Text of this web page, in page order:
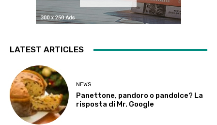
LATEST ARTICLES
NEWS
Panettone, pandoro o pandolce? La
risposta di Mr. Google